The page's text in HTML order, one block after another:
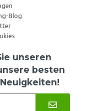
Blog
unseren
besten